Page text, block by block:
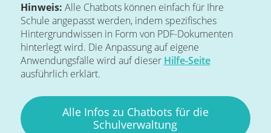
Hinweis: Alle Chatbots können einfach für Ihre
Schule angepasst werden, indem spezifisches
Hintergrundwissen in Form von PDF-Dokumenten
hinterlegt wird. Die Anpassung auf eigene
Anwendungsfälle wird auf dieser Hilfe-Seite
ausführlich erklärt.
Alle Infos zu Chatbots für die
Schulverwaltung